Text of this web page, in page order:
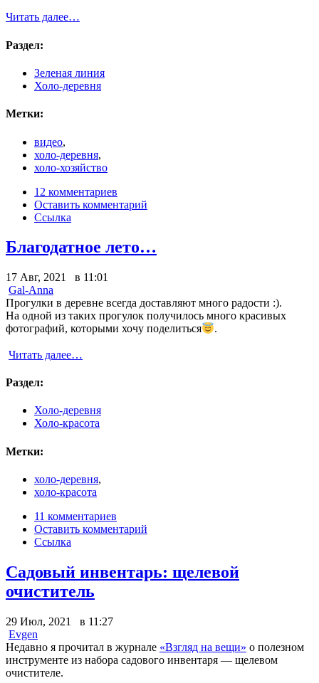
Читать далее…
Раздел:
Зеленая линия
Холо-деревня
Метки:
видео,
холо-деревня,
холо-хозяйство
12 комментариев
Оставить комментарий
Ссылка
Благодатное лето…
17 Авг, 2021 в 11:01
Gal-Anna
Прогулки в деревне всегда доставляют много радости :).
На одной из таких прогулок получилось много красивых
фотографий, которыми хочу поделиться
.
Читать далее…
Раздел:
Холо-деревня
Холо-красота
Метки:
холо-деревня,
холо-красота
11 комментариев
Оставить комментарий
Ссылка
Садовый инвентарь: щелевой
очиститель
29 Июл, 2021 в 11:27
Evgen
Недавно я прочитал в журнале «Взгляд на вещи» о полезном
инструменте из набора садового инвентаря — щелевом
очистителе.